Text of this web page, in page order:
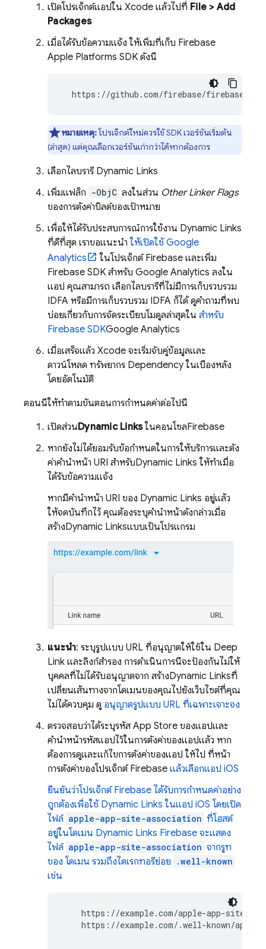
เปิดโปรเจ็กต์แอปใน Xcode แล้วไปที่ File > Add
Packages
เมื่อได้รับข้อความแจ้ง ให้เพิ่มที่เก็บ Firebase
Apple Platforms SDK ดังนี้
https://github.com/firebase/firebase-
หมายเหตุ:โปรเจ็กต์ใหม่ควรใช้ SDK เวอร์ชันเริ่มต้น
(ล่าสุด) แต่คุณเลือกเวอร์ชันเก่ากว่าได้หากต้องการ
เลือกไลบรารี Dynamic Links
เพิ่มแฟล็ก -ObjC ลงในส่วน Other Linker Flags
ของการตั้งค่าบิลด์ของเป้าหมาย
เพื่อให้ได้รับประสบการณ์การใช้งาน Dynamic Links
ที่ดีที่สุด เราขอแนะนำ ให้เปิดใช้ Google
Analytics
ในโปรเจ็กต์ Firebase และเพิ่ม
Firebase SDK สำหรับ Google Analytics ลงใน
แอป คุณสามารถ เลือกไลบรารีที่ไม่มีการเก็บรวบรวม
IDFA หรือมีการเก็บรวบรวม IDFA ก็ได้ ดูคำถามที่พบ
บ่อยเกี่ยวกับการจัดระเบียบโมดูลล่าสุดใน สำหรับ
Firebase SDKGoogle Analytics
เมื่อเสร็จแล้ว Xcode จะเริ่มจับคู่ข้อมูลและ
ดาวน์โหลด ทรัพยากร Dependency ในเบื้องหลัง
โดยอัตโนมัติ
ตอนนี้ให้ทำตามขั้นตอนการกำหนดค่าต่อไปนี้
เปิดส่วนDynamic LinksในคอนโซลFirebase
หากยังไม่ได้ยอมรับข้อกำหนดในการให้บริการและตั้ง
ค่าคำนำหน้า URI สำหรับDynamic Links ให้ทำเมื่อ
ได้รับข้อความแจ้ง
หากมีคำนำหน้า URI ของ Dynamic Links อยู่แล้ว
ให้จดบันทึกไว้ คุณต้องระบุคำนำหน้าดังกล่าวเมื่อ
สร้างDynamic Linksแบบเป็นโปรแกรม
แนะนำ: ระบุรูปแบบ URL ที่อนุญาตให้ใช้ใน Deep
Link และลิงก์สำรอง การดำเนินการนี้จะป้องกันไม่ให้
บุคคลที่ไม่ได้รับอนุญาตจาก สร้างDynamic Linksที่
เปลี่ยนเส้นทางจากโดเมนของคุณไปยังเว็บไซต์ที่คุณ
ไม่ได้ควบคุม ดู อนุญาตรูปแบบ URL ที่เฉพาะเจาะจง
ตรวจสอบว่าได้ระบุรหัส App Store ของแอปและ
คำนำหน้ารหัสแอปไว้ในการตั้งค่าของแอปแล้ว หาก
ต้องการดูและแก้ไขการตั้งค่าของแอป ให้ไป ที่หน้า
การตั้งค่าของโปรเจ็กต์ Firebase แล้วเลือกแอป iOS
ยืนยันว่าโปรเจ็กต์ Firebase ได้รับการกำหนดค่าอย่าง
ถูกต้องเพื่อใช้ Dynamic Links ในแอป iOS โดยเปิด
ไฟล์ apple-app-site-association ที่โฮสต์
อยู่ในโดเมน Dynamic Links Firebase จะแสดง
ไฟล์ apple-app-site-association จากรูท
ของ โดเมน รวมถึงไดเรกทอรีย่อย
.well-known
เช่น
https://example.com/apple-app-site-
https://example.com/.well-known/